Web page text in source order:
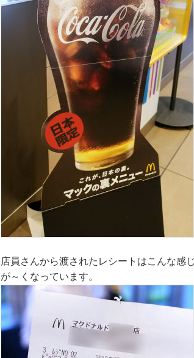
店員さんから渡されたレシートはこんな感
が～くなっています。